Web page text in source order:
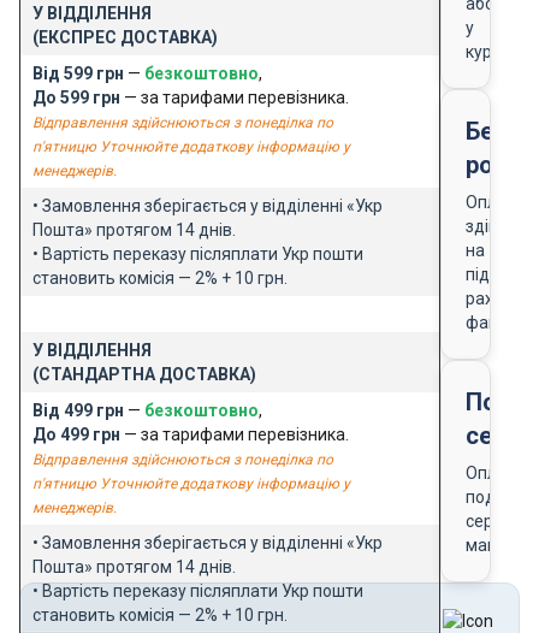
У ВІДДІЛЕННЯ
(ЕКСПРЕС ДОСТАВКА)
Від 599 грн — безкоштовно,
До 599 грн — за тарифами перевізника.
Відправлення здійснюються з понеділка по
п'ятницю Уточнюйте додаткову інформацію у
менеджерів.
• Замовлення зберігається у відділенні «Укр
Пошта» протягом 14 днів.
• Вартість переказу післяплати Укр пошти
становить комісія — 2% + 10 грн.
У ВІДДІЛЕННЯ
(СТАНДАРТНА ДОСТАВКА)
Від 499 грн — безкоштовно,
До 499 грн — за тарифами перевізника.
Відправлення здійснюються з понеділка по
п'ятницю Уточнюйте додаткову інформацію у
менеджерів.
• Замовлення зберігається у відділенні «Укр
Пошта» протягом 14 днів.
• Вартість переказу післяплати Укр пошти
становить комісія — 2% + 10 грн.
у
кур'єра
Оплата
на
підставі
рахунку-
фактури
Оплата
магазину